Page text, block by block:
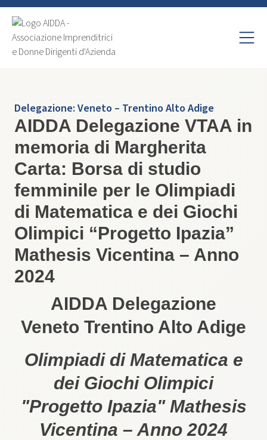
Delegazione:Veneto – Trentino Alto Adige
AIDDA Delegazione VTAA in
memoria di Margherita
Carta: Borsa di studio
femminile per le Olimpiadi
di Matematica e dei Giochi
Olimpici “Progetto Ipazia”
Mathesis Vicentina – Anno
2024
AIDDA Delegazione
Veneto Trentino Alto Adige
Olimpiadi di Matematica e
dei Giochi Olimpici
"Progetto Ipazia" Mathesis
Vicentina – Anno 2024